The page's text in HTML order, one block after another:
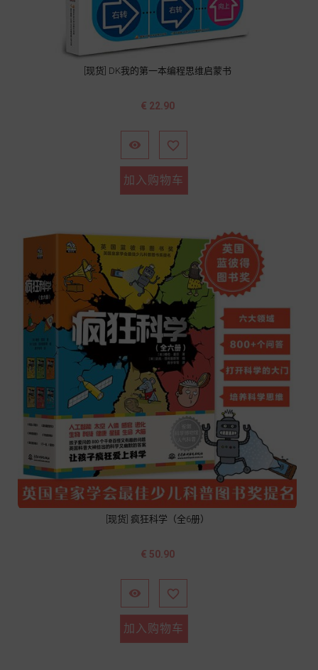
[现货] DK我的第一本编程思维启蒙书
价
€ 22.90
 
加入购物车
[现货] 疯狂科学（全6册）
价
€ 50.90
 
加入购物车